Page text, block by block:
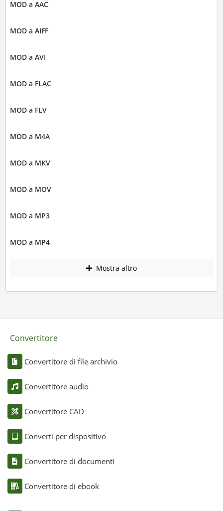
MOD a AAC
MOD a AIFF
MOD a AVI
MOD a FLAC
MOD a FLV
MOD a M4A
MOD a MKV
MOD a MOV
MOD a MP3
MOD a MP4
Mostra altro
Convertitore
Convertitore di file archivio
Convertitore audio
Convertitore CAD
Converti per dispositivo
Convertitore di documenti
Convertitore di ebook